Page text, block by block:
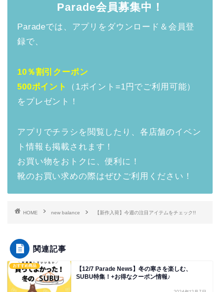
Parade会員募集中！
Paradeでは、アプリをダウンロード＆会員登
録で、
10％割引クーポン
500ポイント
（1ポイント=1円でご利用可能）
をプレゼント！
アプリでチラシを閲覧したり、各店舗のイベン
ト情報も掲載されます！
お買い物をおトクに、便利に！
靴のお買い求めの際はぜひご利用ください！
HOME new balance 【新作入荷】今週の注目アイテムをチェック!!
関連記事
おすすめ商品
【12/7 Parade News】冬の寒さを楽しむ、
SUBU特集！+お得なクーポン情報♪